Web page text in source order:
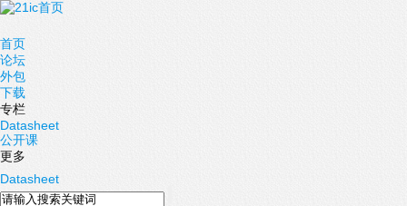
首页
论坛
外包
下载
专栏
Datasheet
公开课
更多
Datasheet